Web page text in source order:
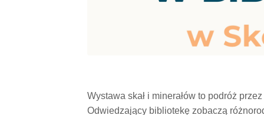
Wystawa skał i minerałów to podróż
Odwiedzający bibliotekę zobaczą